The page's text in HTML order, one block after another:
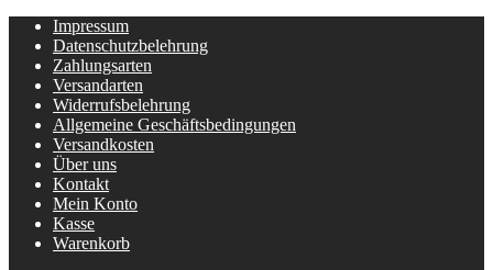
Impressum
Datenschutzbelehrung
Zahlungsarten
Versandarten
Widerrufsbelehrung
Allgemeine Geschäftsbedingungen
Versandkosten
Über uns
Kontakt
Mein Konto
Kasse
Warenkorb